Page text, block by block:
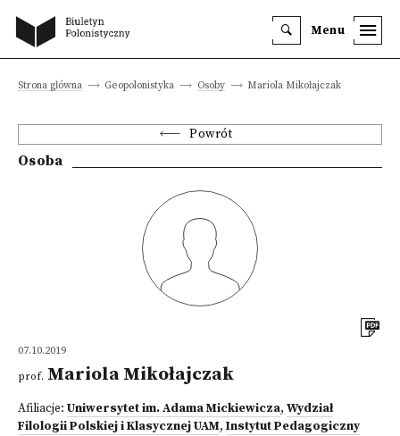
Menu
Strona główna Geopolonistyka Osoby Mariola Mikołajczak
Powrót
Osoba
07.10.2019
prof. Mariola Mikołajczak
Afiliacje: Uniwersytet im. Adama Mickiewicza, Wydział
Filologii Polskiej i Klasycznej UAM, Instytut Pedagogiczny